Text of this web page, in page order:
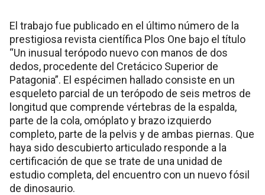
El trabajo fue publicado en el último número de la
prestigiosa revista científica Plos One bajo el título
“Un inusual terópodo nuevo con manos de dos
dedos, procedente del Cretácico Superior de
Patagonia”. El espécimen hallado consiste en un
esqueleto parcial de un terópodo de seis metros de
longitud que comprende vértebras de la espalda,
parte de la cola, omóplato y brazo izquierdo
completo, parte de la pelvis y de ambas piernas. Que
haya sido descubierto articulado responde a la
certificación de que se trate de una unidad de
estudio completa, del encuentro con un nuevo fósil
de dinosaurio.